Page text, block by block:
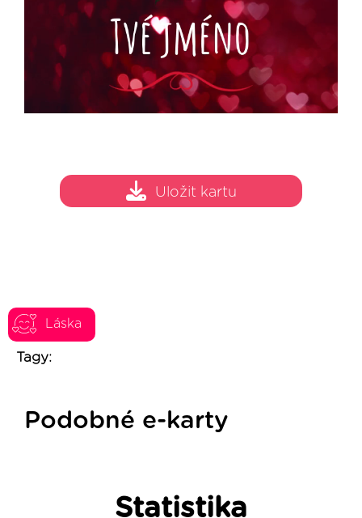
Láska
Tagy:
Uložit kartu
Podobné e-karty
Statistika